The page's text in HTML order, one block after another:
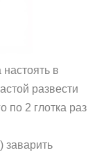
в
развести
по 2 глотка раз
заварить